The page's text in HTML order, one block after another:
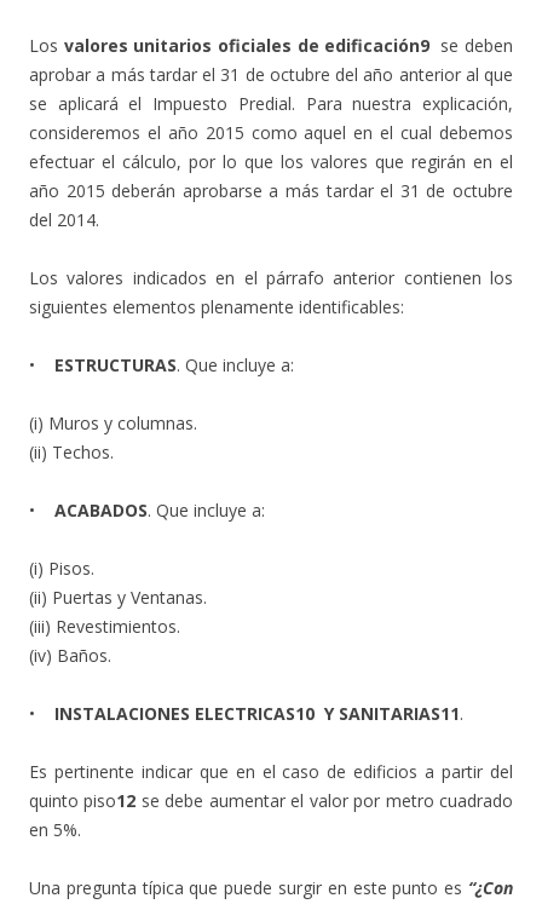
Los valores unitarios oficiales de edificación9 se deben
aprobar a más tardar el 31 de octubre del año anterior al que
se aplicará el Impuesto Predial. Para nuestra explicación,
consideremos el año 2015 como aquel en el cual debemos
efectuar el cálculo, por lo que los valores que regirán en el
año 2015 deberán aprobarse a más tardar el 31 de octubre
del 2014.
Los valores indicados en el párrafo anterior contienen los
siguientes elementos plenamente identificables:
• ESTRUCTURAS. Que incluye a:
(i) Muros y columnas.
(ii) Techos.
• ACABADOS. Que incluye a:
(i) Pisos.
(ii) Puertas y Ventanas.
(iii) Revestimientos.
(iv) Baños.
• INSTALACIONES ELECTRICAS10 Y SANITARIAS11.
Es pertinente indicar que en el caso de edificios a partir del
quinto piso12 se debe aumentar el valor por metro cuadrado
en 5%.
Una pregunta típica que puede surgir en este punto es “¿Con